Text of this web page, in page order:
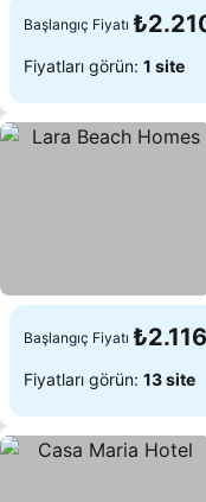
Başlangıç Fiyatı
Fiyatları görün: 1 site
Başlangıç Fiyatı ₺2.116
Fiyatları görün: 13 site